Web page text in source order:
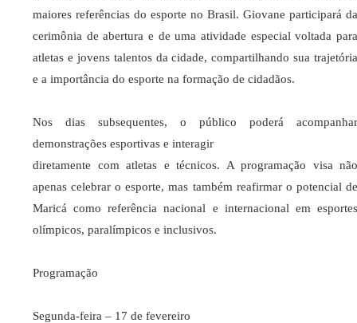
maiores referências do esporte no Brasil. Giovane participará da
cerimônia de abertura e de uma atividade especial voltada para
atletas e jovens talentos da cidade, compartilhando sua trajetória
e a importância do esporte na formação de cidadãos.
Nos dias subsequentes, o público poderá acompanhar
demonstrações esportivas e interagir
diretamente com atletas e técnicos. A programação visa não
apenas celebrar o esporte, mas também reafirmar o potencial de
Maricá como referência nacional e internacional em esportes
olímpicos, paralímpicos e inclusivos.
Programação
Segunda-feira – 17 de fevereiro